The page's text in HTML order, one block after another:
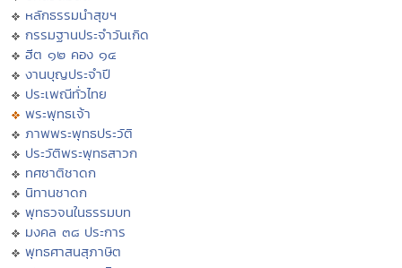
หลักธรรมนำสุขฯ
กรรมฐานประจำวันเกิด
ฮีต ๑๒ คอง ๑๔
งานบุญประจำปี
ประเพณีทั่วไทย
พระพุทธเจ้า
ภาพพระพุทธประวัติ
ประวัติพระพุทธสาวก
ทศชาติชาดก
นิทานชาดก
พุทธวจนในธรรมบท
มงคล ๓๘ ประการ
พุทธศาสนสุภาษิต